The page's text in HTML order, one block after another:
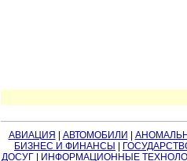
АВИАЦИЯ АВТОМОБИЛИ
БИЗНЕС И ФИНАНСЫ
ДОСУГ| ИНФОРМАЦИОННЫЕ